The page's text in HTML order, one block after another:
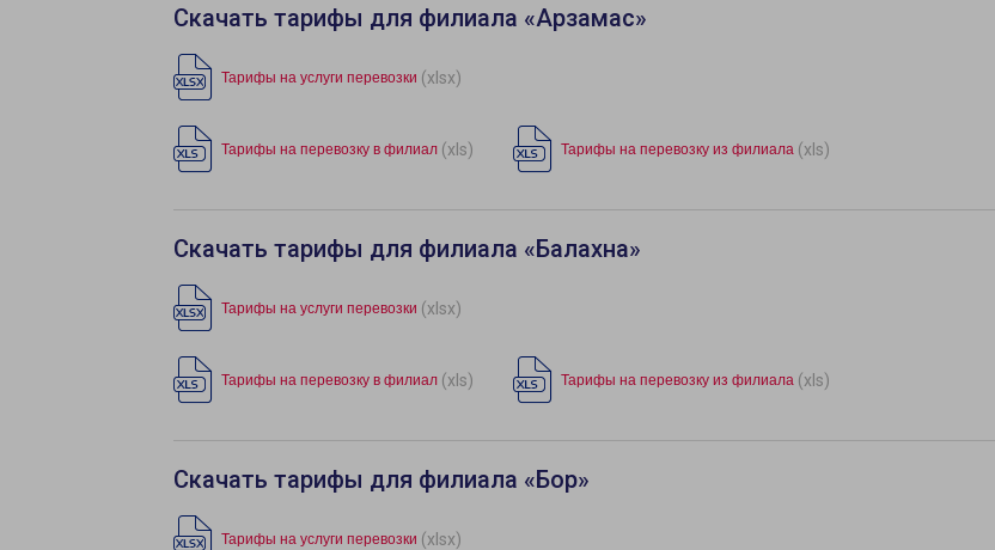
Скачать тарифы для филиала «Арзамас»
Тарифы на услуги перевозки (xlsx)
Тарифы на перевозку в филиал (xls) Тарифы на перевозку из филиала (xls)
Скачать тарифы для филиала «Балахна»
Тарифы на услуги перевозки (xlsx)
Тарифы на перевозку в филиал (xls) Тарифы на перевозку из филиала (xls)
Скачать тарифы для филиала «Бор»
Тарифы на услуги перевозки (xlsx)